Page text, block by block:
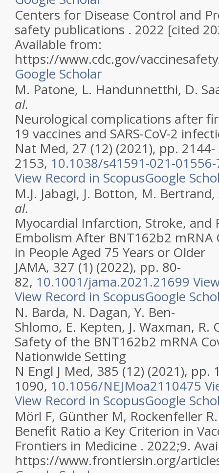
Centers for Disease Control and
safety publications . 2022 [cited
Available from:
https://www.cdc.gov/
Google Scholar
M. Patone, L. Handunnetthi, D.
al.
Neurological complications after
19 vaccines and SARS-CoV-2
Nat Med, 27 (12) (2021), pp. 2144-
2153, 10.1038/s41591-021-
View Record in ScopusGoogle
M.J. Jabagi, J. Botton, M.
al.
Myocardial Infarction, Stroke, and
Embolism After BNT162b2 mRNA
in People Aged 75 Years or Older
JAMA, 327 (1) (2022), pp. 80-
82, 10.1001/jama.2021.21699
View Record in ScopusGoogle
N. Barda, N. Dagan, Y. Ben-
Shlomo, E. Kepten, J. Waxman, R.
Safety of the BNT162b2 mRNA
Nationwide Setting
N Engl J Med, 385 (12) (2021), pp.
1090, 10.1056/NEJMoa2110475
View Record in ScopusGoogle
Mörl F, Günther M, Rockenfeller
Benefit Ratio a Key Criterion in
Frontiers in Medicine . 2022;9.
https://www.frontiersin.org/